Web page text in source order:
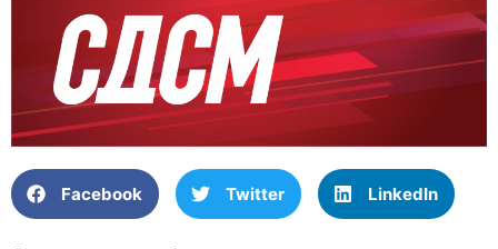
Facebook Twitter LinkedIn